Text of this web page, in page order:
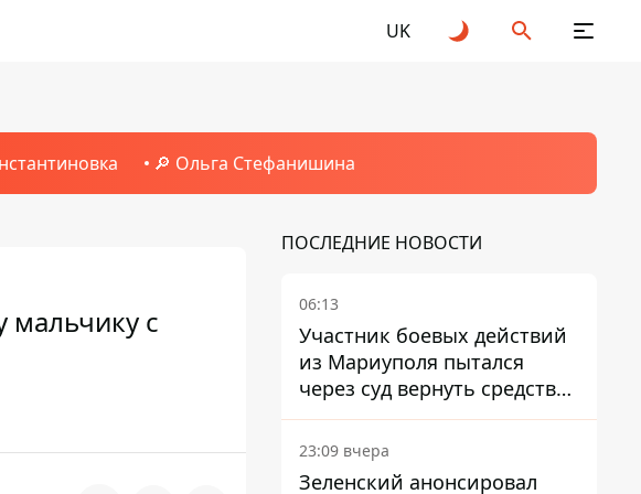
UK
🔎 Ольга Стефанишина
с
ПОСЛЕДНИЕ НОВОСТИ
06:13
Участник боевых действий
из Мариуполя пытался
через суд вернуть средства
субсидии со счета в
Ощадбанке – каким было
решение
23:09 вчера
Зеленский анонсировал